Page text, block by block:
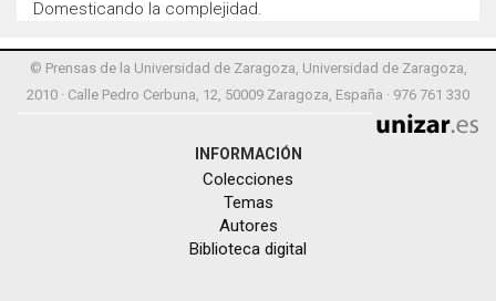
Domesticando la complejidad.
© Prensas de la Universidad de Zaragoza, Universidad de Zaragoza,
2010 · Calle Pedro Cerbuna, 12, 50009 Zaragoza, España · 976 761 330
INFORMACIÓN
Colecciones
Temas
Autores
Biblioteca digital